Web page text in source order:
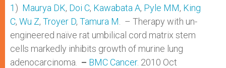
1 ) Maurya DK, Doi C, Kawabata A, Pyle MM, King
C, Wu Z, Troyer D, Tamura M . – Therapy with un-
engineered naïve rat umbilical cord matrix stem
cells markedly inhibits growth of murine lung
adenocarcinoma. – BMC Cancer. 2010 Oct